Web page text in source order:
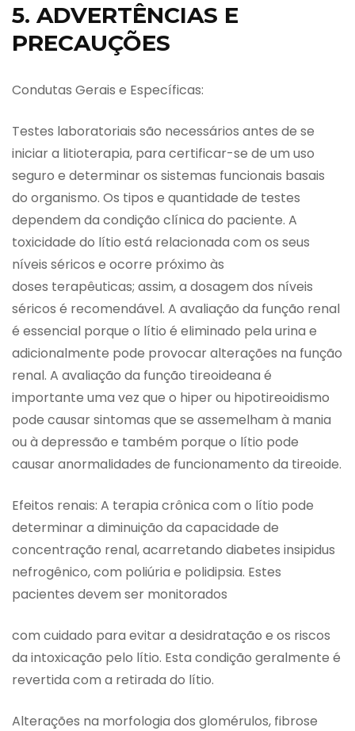
5. ADVERTÊNCIAS E
PRECAUÇÕES
Condutas Gerais e Específicas:
Testes laboratoriais são necessários antes de se
iniciar a litioterapia, para certificar-se de um uso
seguro e determinar os sistemas funcionais basais
do organismo. Os tipos e quantidade de testes
dependem da condição clínica do paciente. A
toxicidade do lítio está relacionada com os seus
níveis séricos e ocorre próximo às
doses terapêuticas; assim, a dosagem dos níveis
séricos é recomendável. A avaliação da função renal
é essencial porque o lítio é eliminado pela urina e
adicionalmente pode provocar alterações na função
renal. A avaliação da função tireoideana é
importante uma vez que o hiper ou hipotireoidismo
pode causar sintomas que se assemelham à mania
ou à depressão e também porque o lítio pode
causar anormalidades de funcionamento da tireoide.
Efeitos renais: A terapia crônica com o lítio pode
determinar a diminuição da capacidade de
concentração renal, acarretando diabetes insipidus
nefrogênico, com poliúria e polidipsia. Estes
pacientes devem ser monitorados
com cuidado para evitar a desidratação e os riscos
da intoxicação pelo lítio. Esta condição geralmente é
revertida com a retirada do lítio.
Alterações na morfologia dos glomérulos, fibrose